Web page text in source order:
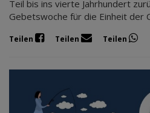
Teil bis ins vierte Jahrhundert
Gebetswoche für die Einheit der
Teilen Teilen Teilen